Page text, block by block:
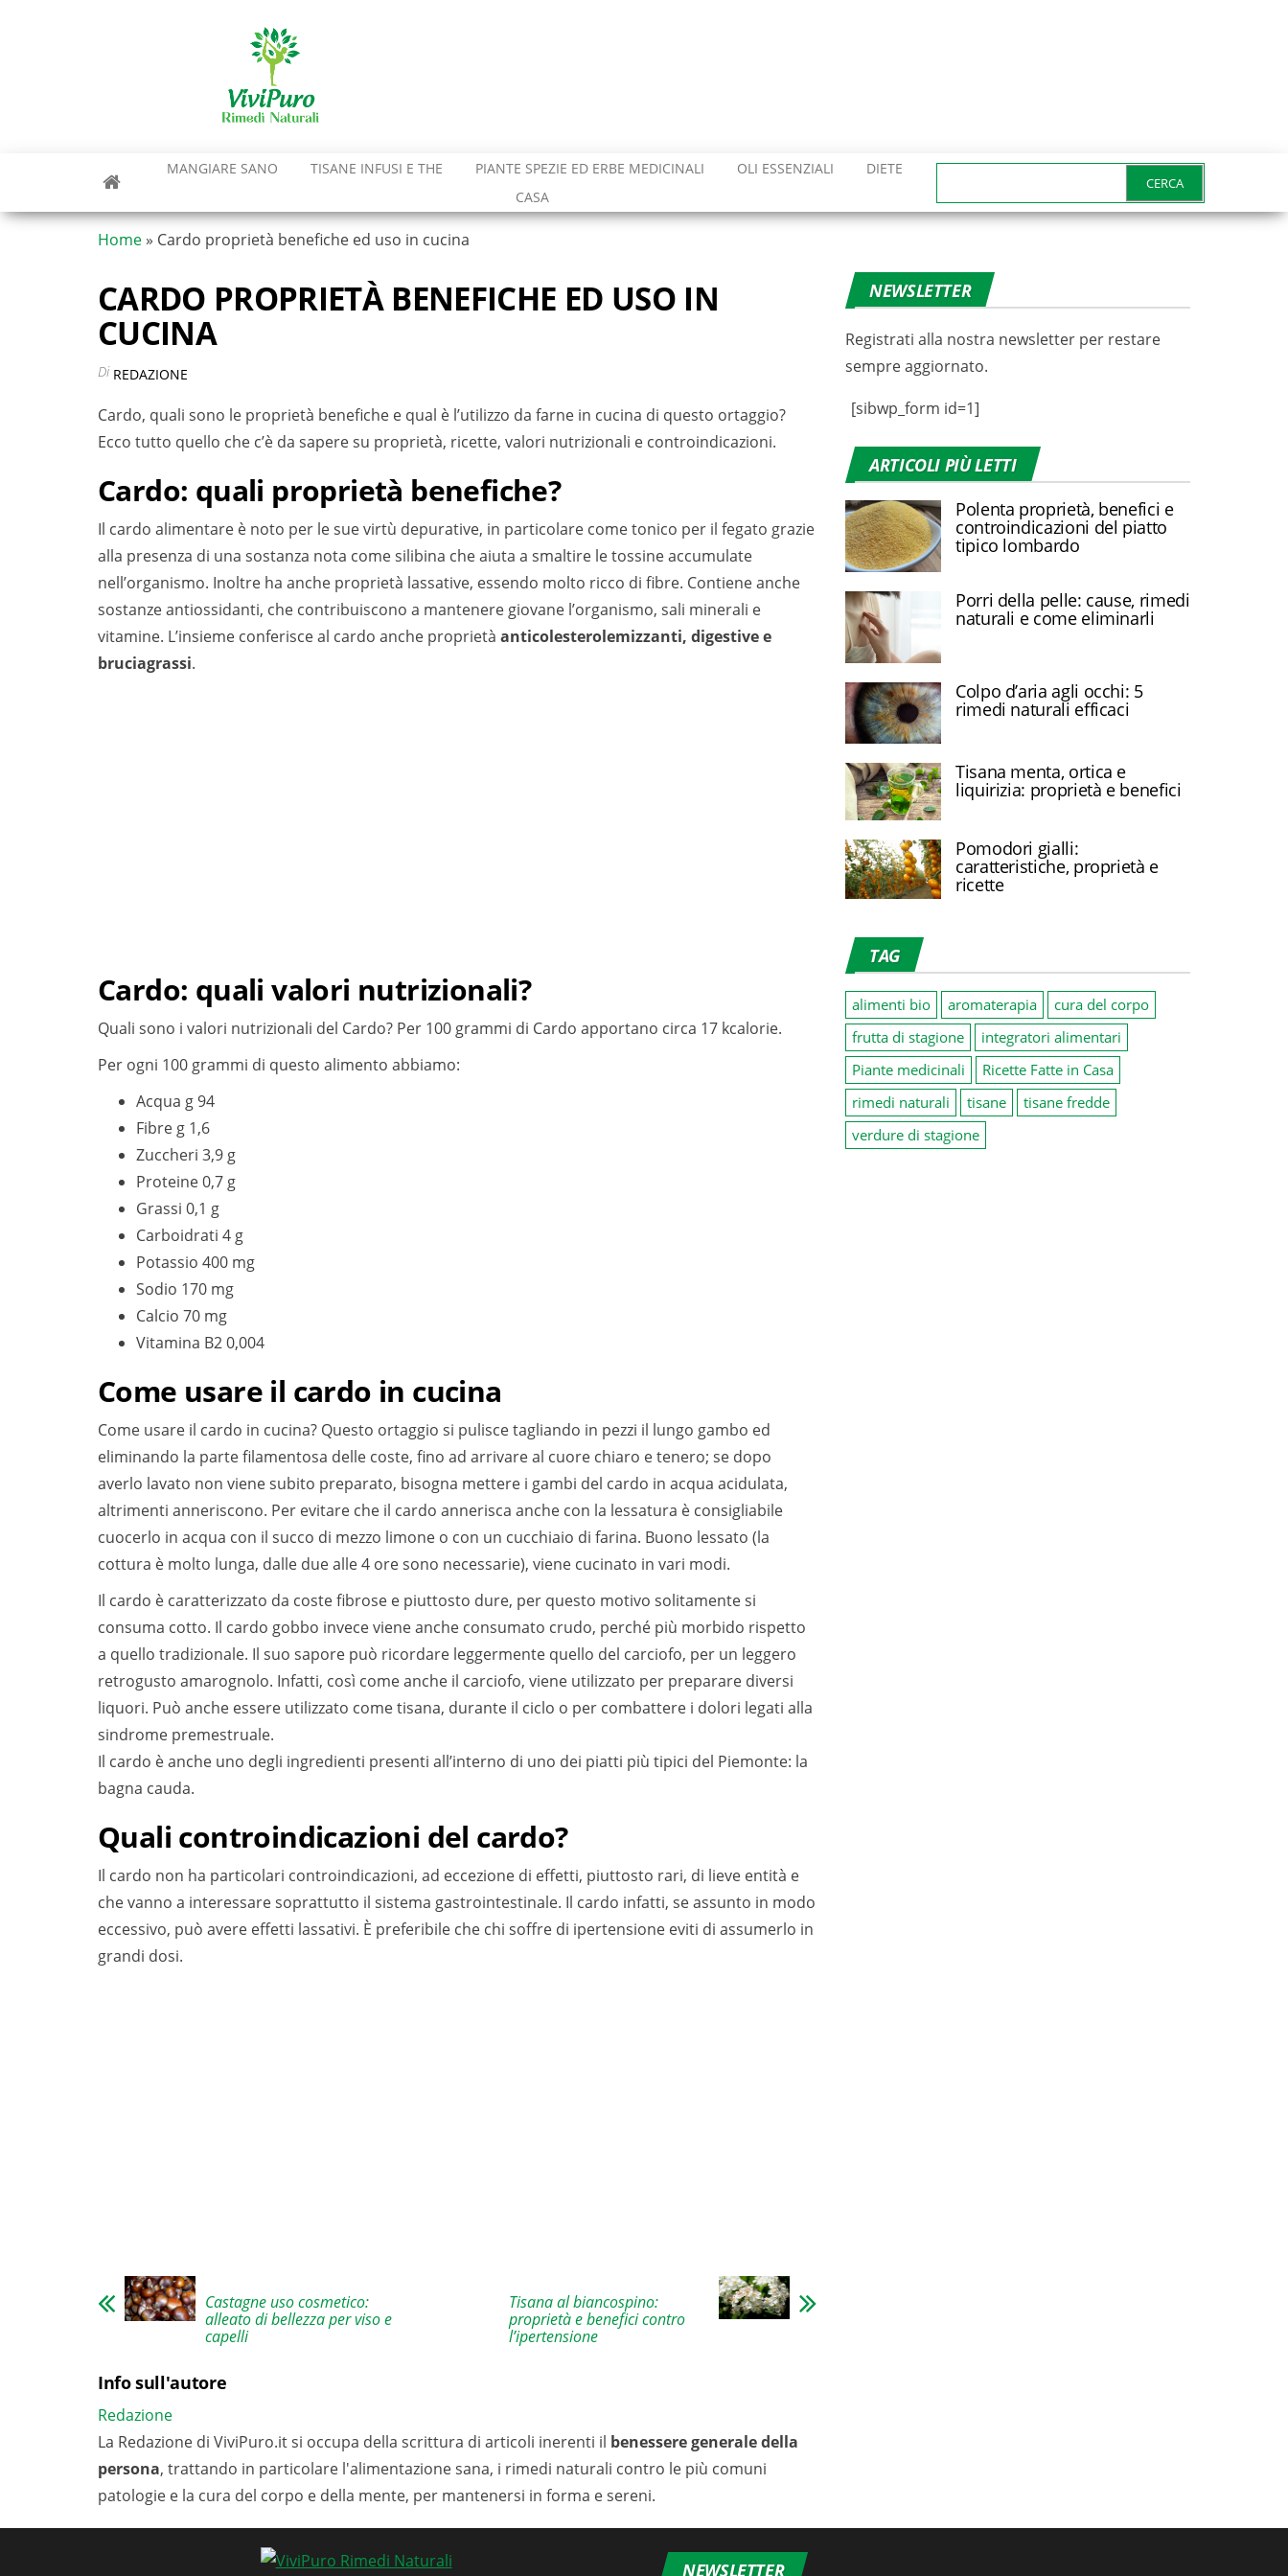
MANGIARE SANO TISANE INFUSI E THE PIANTE SPEZIE ED ERBE MEDICINALI OLI ESSENZIALI
DIETE
CASA
per:
Home » Cardo proprietà benefiche ed uso in cucina
CARDO PROPRIETÀ BENEFICHE ED USO IN
CUCINA
Di REDAZIONE
Cardo, quali sono le proprietà benefiche e qual è l’utilizzo da farne in cucina di questo ortaggio?
Ecco tutto quello che c’è da sapere su proprietà, ricette, valori nutrizionali e controindicazioni.
Cardo: quali proprietà benefiche?
Il cardo alimentare è noto per le sue virtù depurative, in particolare come tonico per il fegato grazie
alla presenza di una sostanza nota come silibina che aiuta a smaltire le tossine accumulate
nell’organismo. Inoltre ha anche proprietà lassative, essendo molto ricco di fibre. Contiene anche
sostanze antiossidanti, che contribuiscono a mantenere giovane l’organismo, sali minerali e
vitamine. L’insieme conferisce al cardo anche proprietà anticolesterolemizzanti, digestive e
bruciagrassi.
Cardo: quali valori nutrizionali?
Quali sono i valori nutrizionali del Cardo? Per 100 grammi di Cardo apportano circa 17 kcalorie.
Per ogni 100 grammi di questo alimento abbiamo:
Acqua g 94
Fibre g 1,6
Zuccheri 3,9 g
Proteine 0,7 g
Grassi 0,1 g
Carboidrati 4 g
Potassio 400 mg
Sodio 170 mg
Calcio 70 mg
Vitamina B2 0,004
Come usare il cardo in cucina
Come usare il cardo in cucina? Questo ortaggio si pulisce tagliando in pezzi il lungo gambo ed
eliminando la parte filamentosa delle coste, fino ad arrivare al cuore chiaro e tenero; se dopo
averlo lavato non viene subito preparato, bisogna mettere i gambi del cardo in acqua acidulata,
altrimenti anneriscono. Per evitare che il cardo annerisca anche con la lessatura è consigliabile
cuocerlo in acqua con il succo di mezzo limone o con un cucchiaio di farina. Buono lessato (la
cottura è molto lunga, dalle due alle 4 ore sono necessarie), viene cucinato in vari modi.
Il cardo è caratterizzato da coste fibrose e piuttosto dure, per questo motivo solitamente si
consuma cotto. Il cardo gobbo invece viene anche consumato crudo, perché più morbido rispetto
a quello tradizionale. Il suo sapore può ricordare leggermente quello del carciofo, per un leggero
retrogusto amarognolo. Infatti, così come anche il carciofo, viene utilizzato per preparare diversi
liquori. Può anche essere utilizzato come tisana, durante il ciclo o per combattere i dolori legati alla
sindrome premestruale.
Il cardo è anche uno degli ingredienti presenti all’interno di uno dei piatti più tipici del Piemonte: la
bagna cauda.
Quali controindicazioni del cardo?
Il cardo non ha particolari controindicazioni, ad eccezione di effetti, piuttosto rari, di lieve entità e
che vanno a interessare soprattutto il sistema gastrointestinale. Il cardo infatti, se assunto in modo
eccessivo, può avere effetti lassativi. È preferibile che chi soffre di ipertensione eviti di assumerlo in
grandi dosi.
Castagne uso cosmetico:
alleato di bellezza per viso e
capelli
Tisana al biancospino:
proprietà e benefici contro
l’ipertensione
Info sull'autore
Redazione
La Redazione di ViviPuro.it si occupa della scrittura di articoli inerenti il benessere generale della
persona, trattando in particolare l'alimentazione sana, i rimedi naturali contro le più comuni
patologie e la cura del corpo e della mente, per mantenersi in forma e sereni.
NEWSLETTER
Registrati alla nostra newsletter per restare
sempre aggiornato.
[sibwp_form id=1]
ARTICOLI PIÙ LETTI
Polenta proprietà, benefici e
controindicazioni del piatto
tipico lombardo
Porri della pelle: cause, rimedi
naturali e come eliminarli
Colpo d’aria agli occhi: 5
rimedi naturali efficaci
Tisana menta, ortica e
liquirizia: proprietà e benefici
Pomodori gialli:
caratteristiche, proprietà e
ricette
TAG
alimenti bio aromaterapia
cura del corpo
frutta di stagione
integratori alimentari
Piante medicinali
Ricette Fatte in Casa
rimedi naturali
tisane
tisane fredde
verdure di stagione
NEWSLETTER